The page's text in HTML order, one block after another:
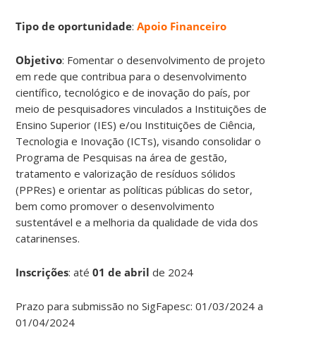
Tipo de oportunidade:Apoio Financeiro
Objetivo: Fomentar o desenvolvimento de projeto
em rede que contribua para o desenvolvimento
científico, tecnológico e de inovação do país, por
meio de pesquisadores vinculados a Instituições de
Ensino Superior (IES) e/ou Instituições de Ciência,
Tecnologia e Inovação (ICTs), visando consolidar o
Programa de Pesquisas na área de gestão,
tratamento e valorização de resíduos sólidos
(PPRes) e orientar as políticas públicas do setor,
bem como promover o desenvolvimento
sustentável e a melhoria da qualidade de vida dos
catarinenses.
Inscrições: até01 de abrilde 2024
Prazo para submissão no SigFapesc: 01/03/2024 a
01/04/2024